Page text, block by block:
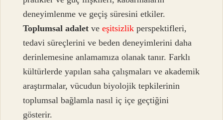
deneyimlenme ve geçiş süresini etkiler.
Toplumsal adalet veeşitsizlik perspektifleri,
tedavi süreçlerini ve beden deneyimlerini daha
derinlemesine anlamamıza olanak tanır. Farklı
kültürlerde yapılan saha çalışmaları ve akademik
araştırmalar, vücudun biyolojik tepkilerinin
toplumsal bağlamla nasıl iç içe geçtiğini
gösterir.